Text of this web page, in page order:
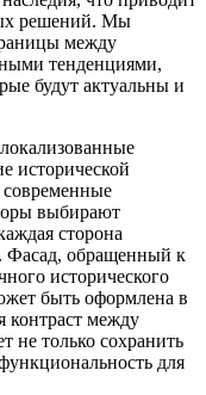
решений. Мы
между
тенденциями,
будут актуальны и
исторической
современные
выбирают
сторона
Фасад, обращенный к
исторического
быть оформлена в
контраст между
не только сохранить
для